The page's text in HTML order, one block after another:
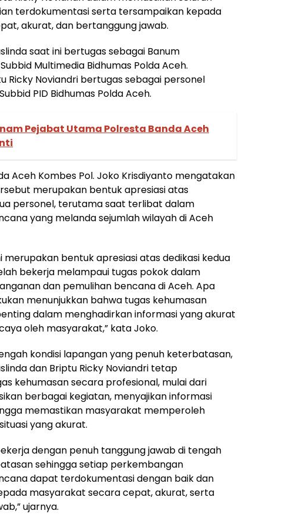
terdokumentasi serta tersampaikan kepada
akurat, dan bertanggung jawab.
saat ini bertugas sebagai Banum
Multimedia Bidhumas Polda Aceh.
Ricky Noviandri bertugas sebagai personel
PID Bidhumas Polda Aceh.
Pejabat Utama Polresta Banda Aceh
Aceh Kombes Pol. Joko Krisdiyanto mengatakan
merupakan bentuk apresiasi atas
personel, terutama saat terlibat dalam
yang melanda sejumlah wilayah di Aceh
merupakan bentuk apresiasi atas dedikasi kedua
bekerja melampaui tugas pokok dalam
dan pemulihan bencana di Aceh. Apa
menunjukkan bahwa tugas kehumasan
dalam menghadirkan informasi yang akurat
oleh masyarakat,” kata Joko.
kondisi lapangan yang penuh keterbatasan,
dan Briptu Ricky Noviandri tetap
kehumasan secara profesional, mulai dari
berbagai kegiatan, menyajikan informasi
memastikan masyarakat memperoleh
yang akurat.
dengan penuh tanggung jawab di tengah
sehingga setiap perkembangan
dapat terdokumentasi dengan baik dan
masyarakat secara cepat, akurat, serta
ujarnya.